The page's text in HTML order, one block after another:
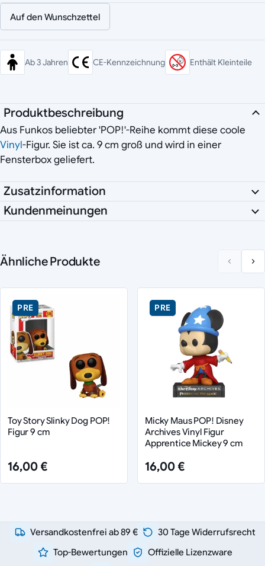
Auf den Wunschzettel
Ab 3 Jahren CE-Kennzeichnung Enthält Kleinteile
Produktbeschreibung
Aus Funkos beliebter 'POP!'-Reihe kommt diese coole
Vinyl-Figur. Sie ist ca. 9 cm groß und wird in einer
Fensterbox geliefert.
Zusatzinformation
Kundenmeinungen
Ähnliche Produkte
PRE
Toy Story Slinky Dog POP!
Figur 9 cm
16,00 €
PRE
Micky Maus POP! Disney
Archives Vinyl Figur
Apprentice Mickey 9 cm
16,00 €
Versandkostenfrei ab 89 €
30 Tage Widerrufsrecht
Top-Bewertungen
Offizielle Lizenzware